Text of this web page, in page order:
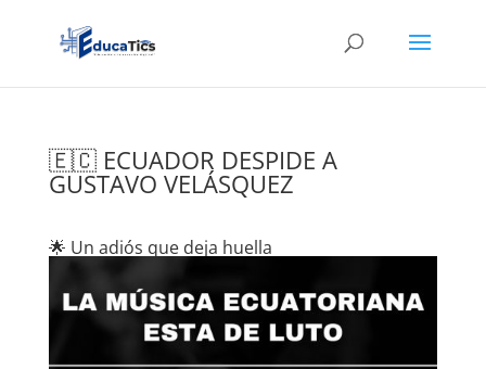
🇪🇨 ECUADOR DESPIDE A
GUSTAVO VELÁSQUEZ
🌟 Un adiós que deja huella